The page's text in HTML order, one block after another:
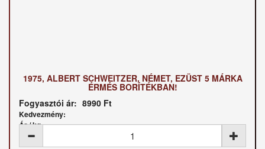
1975, ALBERT SCHWEITZER, NÉMET, EZÜST 5 MÁRKA
ÉRMÉS BORÍTÉKBAN!
Fogyasztói ár: 8990 Ft
Kedvezmény:
Ár / kg: